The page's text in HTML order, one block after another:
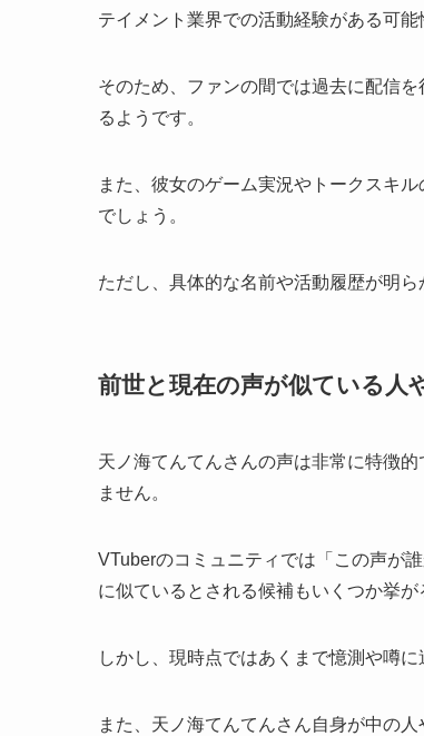
テイメント業界での活動経験がある可能
そのため、ファンの間では過去に配信
るようです。
また、彼女のゲーム実況やトークスキ
でしょう。
ただし、具体的な名前や活動履歴が明
前世と現在の声が似ている人
天ノ海てんてんさんの声は非常に特徴
ません。
VTuberのコミュニティでは「この声が
に似ているとされる候補もいくつか挙が
しかし、現時点ではあくまで憶測や噂に
また、天ノ海てんてんさん自身が中の